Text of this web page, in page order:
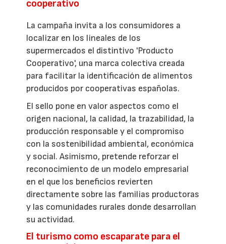
cooperativo
La campaña invita a los consumidores a
localizar en los lineales de los
supermercados el distintivo 'Producto
Cooperativo', una marca colectiva creada
para facilitar la identificación de alimentos
producidos por cooperativas españolas.
El sello pone en valor aspectos como el
origen nacional, la calidad, la trazabilidad, la
producción responsable y el compromiso
con la sostenibilidad ambiental, económica
y social. Asimismo, pretende reforzar el
reconocimiento de un modelo empresarial
en el que los beneficios revierten
directamente sobre las familias productoras
y las comunidades rurales donde desarrollan
su actividad.
El turismo como escaparate para el